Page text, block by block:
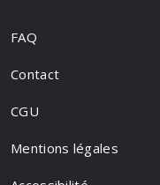
FAQ
Contact
CGU
Mentions légales